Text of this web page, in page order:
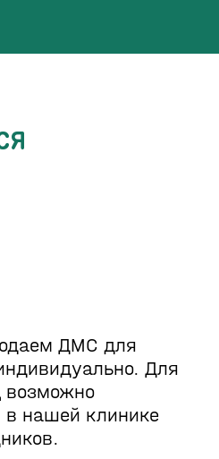
ДМС для
Для
возможно
нашей клинике